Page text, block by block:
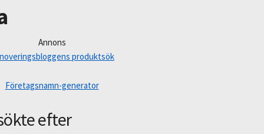
Annons
produktsök
Företagsnamn-generator
efter